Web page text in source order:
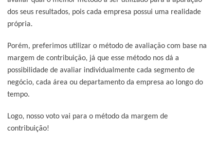
dos seus resultados, pois cada empresa possui uma realidade
própria.
Porém, preferimos utilizar o método de avaliação com base na
margem de contribuição, já que esse método nos dá a
possibilidade de avaliar individualmente cada segmento de
negócio, cada área ou departamento da empresa ao longo do
tempo.
Logo, nosso voto vai para o método da margem de
contribuição!